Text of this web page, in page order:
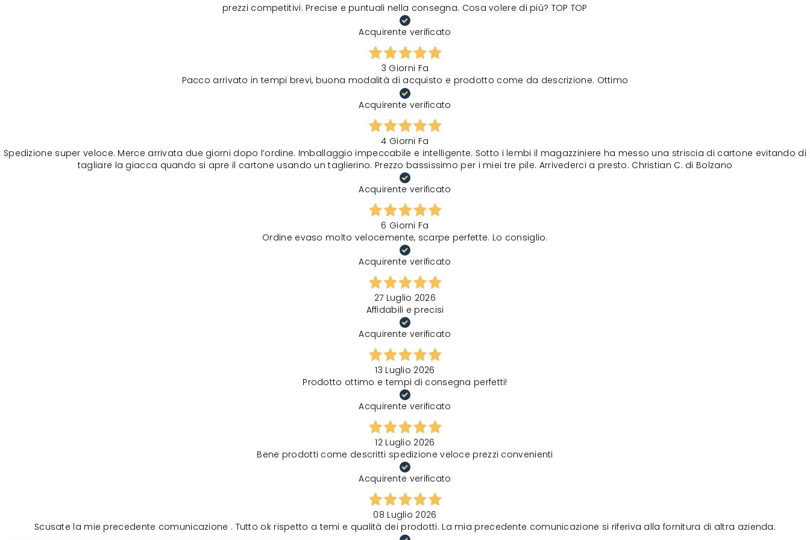
prezzi competitivi. Precise e puntuali nella consegna. Cosa volere di più? TOP TOP
Acquirente verificato
3 Giorni Fa
Pacco arrivato in tempi brevi, buona modalità di acquisto e prodotto come da descrizione. Ottimo
Acquirente verificato
4 Giorni Fa
Spedizione super veloce. Merce arrivata due giorni dopo l‘ordine. Imballaggio impeccabile e intelligente. Sotto i lembi il magazziniere ha messo una striscia di cartone evitando di
tagliare la giacca quando si apre il cartone usando un taglierino. Prezzo bassissimo per i miei tre pile. Arrivederci a presto. Christian C. di Bolzano
Acquirente verificato
6 Giorni Fa
Ordine evaso molto velocemente, scarpe perfette. Lo consiglio.
Acquirente verificato
27 Luglio 2026
Affidabili e precisi
Acquirente verificato
13 Luglio 2026
Prodotto ottimo e tempi di consegna perfetti!
Acquirente verificato
12 Luglio 2026
Bene prodotti come descritti spedizione veloce prezzi convenienti
Acquirente verificato
08 Luglio 2026
Scusate la mie precedente comunicazione . Tutto ok rispetto a temi e qualità dei prodotti. La mia precedente comunicazione si riferiva alla fornitura di altra azienda.